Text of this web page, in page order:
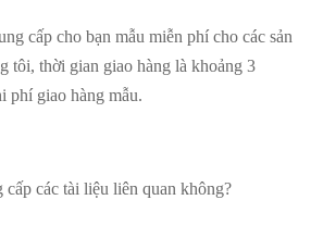
cấp cho bạn mẫu miễn phí cho các sản
tôi, thời gian giao hàng là khoảng 3
phí giao hàng mẫu.
cấp các tài liệu liên quan không?